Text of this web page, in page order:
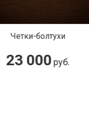
Четки-болтухи
23 000руб.